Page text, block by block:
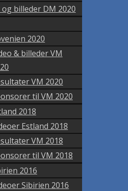
billeder DM 2020
2020
& billeder VM
VM 2020
til VM 2020
2018
Estland 2018
VM 2018
til VM 2018
2016
Sibirien 2016